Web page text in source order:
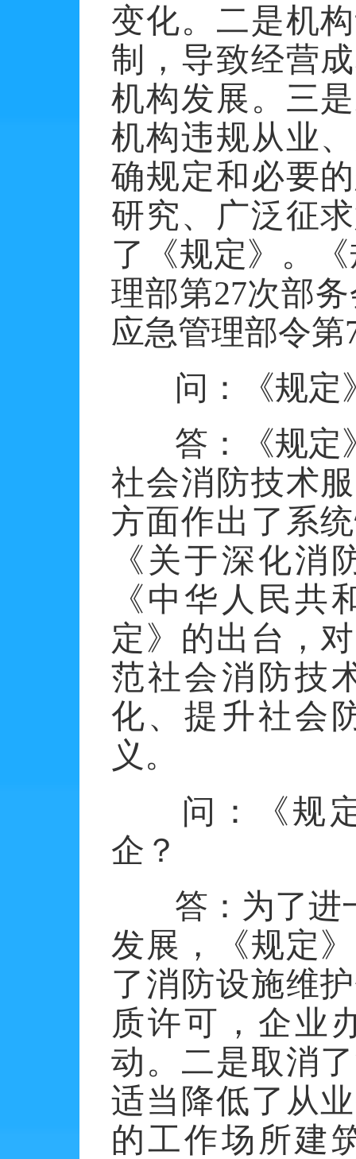
变化。 二是机
制，导致经营
机构发展。 三是
机构违规从业
确规定和必要
研究、广泛征
了《规定》。
理部第27次部
应急管理部令第
问：《规定
答：
《规
社会消防技术
方面作出了系
《关于深化消
《中华人民共
定》的出台，
范社会消防技
化、提升社会
义。
问：《规
企？
答： 为了进
发展，
《规定
了消防设施维
质许可，企业
动。 二是取消
适当降低了从
的工作场所建